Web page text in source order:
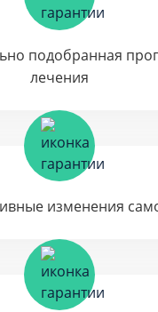
подобранная
лечения
изменения